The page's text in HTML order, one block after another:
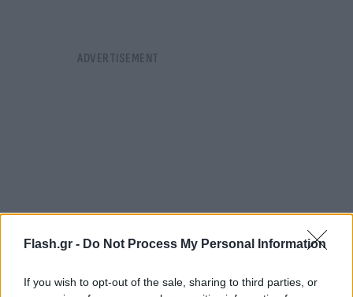
Flash.gr - Do Not Process My Personal Information
If you wish to opt-out of the sale, sharing to third parties, or